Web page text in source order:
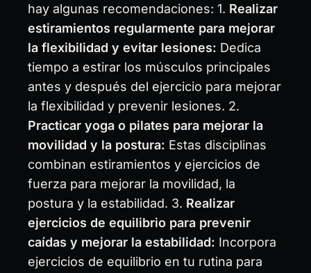
hay algunas recomendaciones: 1. Realizar
estiramientos regularmente para mejorar
la flexibilidad y evitar lesiones: Dedica
tiempo a estirar los músculos principales
antes y después del ejercicio para mejorar
la flexibilidad y prevenir lesiones. 2.
Practicar yoga o pilates para mejorar la
movilidad y la postura: Estas disciplinas
combinan estiramientos y ejercicios de
fuerza para mejorar la movilidad, la
postura y la estabilidad. 3. Realizar
ejercicios de equilibrio para prevenir
caídas y mejorar la estabilidad: Incorpora
ejercicios de equilibrio en tu rutina para